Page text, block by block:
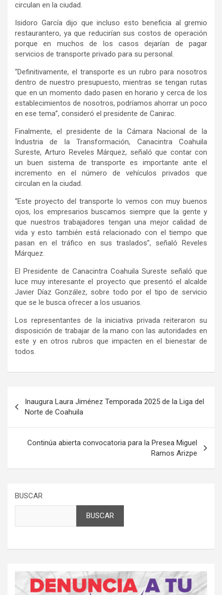
circulan en la ciudad.
Isidoro García dijo que incluso esto beneficia al gremio
restaurantero, ya que reducirían sus costos de operación
porque en muchos de los casos dejarían de pagar
servicios de transporte privado para su personal.
“Definitivamente, el transporte es un rubro para nosotros
dentro de nuestro presupuesto, mientras se tengan rutas
que en un momento dado pasen en horario y cerca de los
establecimientos de nosotros, podríamos ahorrar un poco
en ese tema”, consideró el presidente de Canirac.
Finalmente, el presidente de la Cámara Nacional de la
Industria de la Transformación, Canacintra Coahuila
Sureste, Arturo Reveles Márquez, señaló que contar con
un buen sistema de transporte es importante ante el
incremento en el número de vehículos privados que
circulan en la ciudad.
“Este proyecto del transporte lo vemos con muy buenos
ojos, los empresarios buscamos siempre que la gente y
que nuestros trabajadores tengan una mejor calidad de
vida y esto también está relacionado con el tiempo que
pasan en el tráfico en sus traslados”, señaló Reveles
Márquez.
El Presidente de Canacintra Coahuila Sureste señaló que
luce muy interesante el proyecto que presentó el alcalde
Javier Díaz González, sobre todo por el tipo de servicio
que se le busca ofrecer a los usuarios.
Los representantes de la iniciativa privada reiteraron su
disposición de trabajar de la mano con las autoridades en
este y en otros rubros que impacten en el bienestar de
todos.
de
entradas
Inaugura Laura Jiménez Temporada 2025 de la Liga del
Norte de Coahuila
Continúa abierta convocatoria para la Presea Miguel
Ramos Arizpe
BUSCAR
BUSCAR